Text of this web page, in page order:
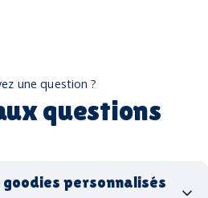
une question ?
questions
personnalisés